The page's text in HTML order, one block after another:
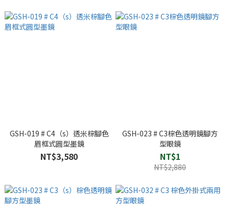
GSH-019 # C4（s）透米棕腳色
眉框式圓型墨鏡
NT$3,580
GSH-023 # C3棕色透明鏡腳方
型眼鏡
NT$1
NT$2,880